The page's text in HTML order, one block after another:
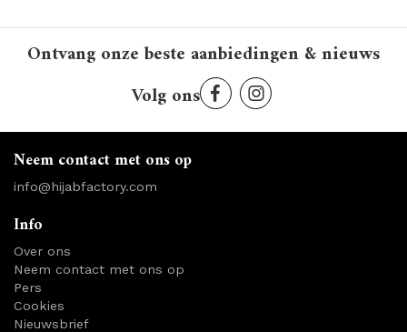
Ontvang onze beste aanbiedingen & nieuws
Volg ons
Neem contact met ons op
info@hijabfactory.com
Info
Over ons
Neem contact met ons op
Pers
Cookies
Nieuwsbrief